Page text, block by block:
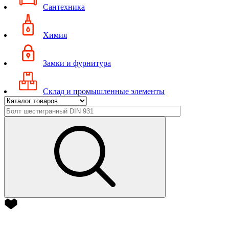
Сантехника
Химия
Замки и фурнитура
Склад и промышленные элементы